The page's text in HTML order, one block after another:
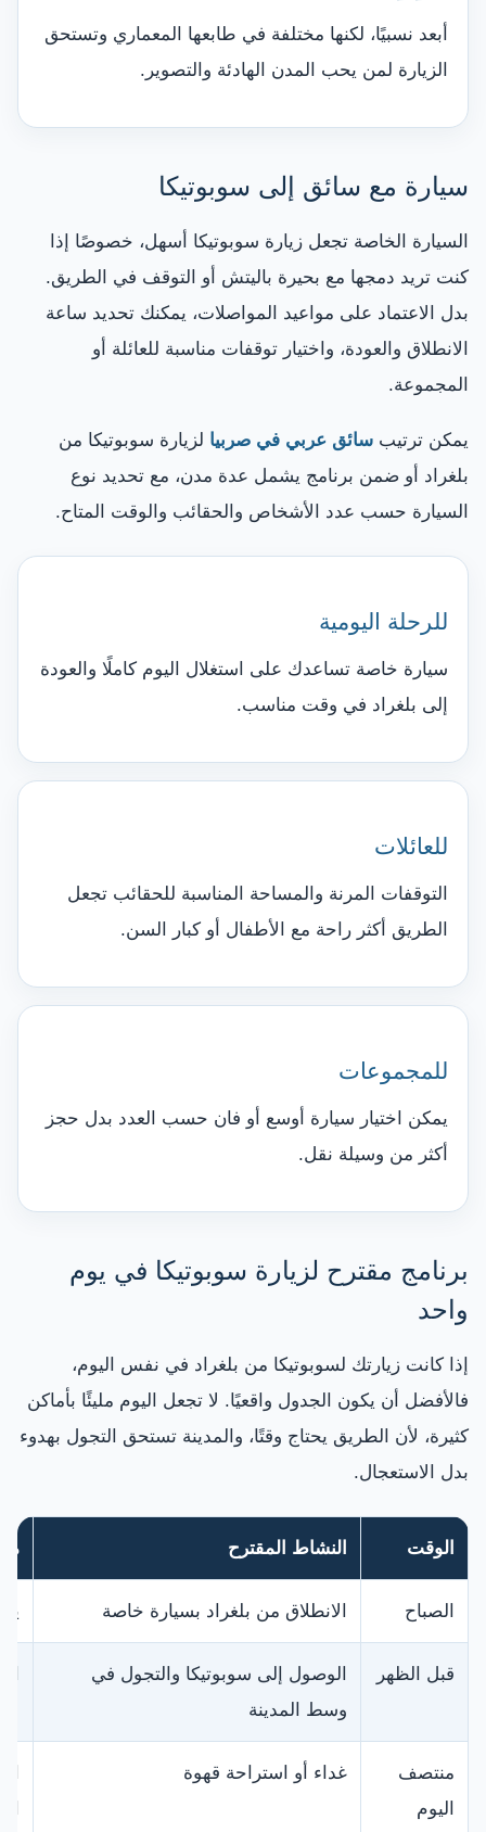
أبعد نسبيًا، لكنها مختلفة في طابعها المعماري وتستحق
الزيارة لمن يحب المدن الهادئة والتصوير.
سيارة مع سائق إلى سوبوتيكا
السيارة الخاصة تجعل زيارة سوبوتيكا أسهل، خصوصًا إذا
كنت تريد دمجها مع بحيرة باليتش أو التوقف في الطريق.
بدل الاعتماد على مواعيد المواصلات، يمكنك تحديد ساعة
الانطلاق والعودة، واختيار توقفات مناسبة للعائلة أو
المجموعة.
يمكن ترتيب سائق عربي في صربيا لزيارة سوبوتيكا من
بلغراد أو ضمن برنامج يشمل عدة مدن، مع تحديد نوع
السيارة حسب عدد الأشخاص والحقائب والوقت المتاح.
للرحلة اليومية
سيارة خاصة تساعدك على استغلال اليوم كاملًا والعودة
إلى بلغراد في وقت مناسب.
للعائلات
التوقفات المرنة والمساحة المناسبة للحقائب تجعل
الطريق أكثر راحة مع الأطفال أو كبار السن.
للمجموعات
يمكن اختيار سيارة أوسع أو فان حسب العدد بدل حجز
أكثر من وسيلة نقل.
برنامج مقترح لزيارة سوبوتيكا في يوم
واحد
إذا كانت زيارتك لسوبوتيكا من بلغراد في نفس اليوم،
فالأفضل أن يكون الجدول واقعيًا. لا تجعل اليوم مليئًا بأماكن
كثيرة، لأن الطريق يحتاج وقتًا، والمدينة تستحق التجول بهدوء
بدل الاستعجال.
الوقت النشاط المقترح
الصباح الانطلاق من بلغراد بسيارة خاصة
قبل الظهر
الوصول إلى سوبوتيكا والتجول في
وسط المدينة
منتصف
اليوم
غداء أو استراحة قهوة